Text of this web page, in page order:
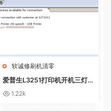
软诚修刷机清零
爱普生L3251打印机开机三灯长
亮 无自检动作
1.22k